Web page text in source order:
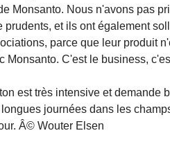
Monsanto. Nous n'avons pas
prudents, et ils ont également
parce que leur produit
Monsanto. C'est le business,
est très intensive et
journées dans les
Â© Wouter Elsen